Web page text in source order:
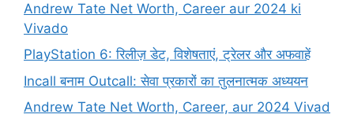
Andrew Tate Net Worth, Career aur 2024 ki
Vivado
PlayStation 6: रिलीज़ डेट, विशेषताएं, ट्रेलर और अफवाहें
Incall बनाम Outcall: सेवा प्रकारों का तुलनात्मक अध्ययन
Andrew Tate Net Worth, Career, aur 2024 Vivad